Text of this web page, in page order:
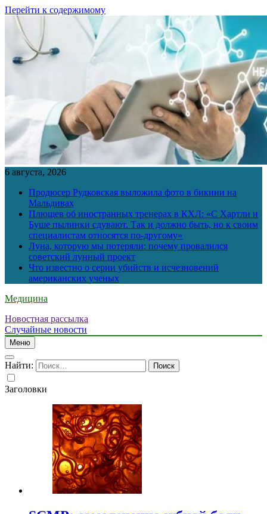
Перейти к содержимому
6 августа, 2026
Продюсер Рудковская выложила фото в бикини на
Мальдивах
Плющев об иностранных тренерах в КХЛ: «С Хартли и
Буше пылинки сдувают. Так и должно быть, но к своим
специалистам относятся по-другому»
Луна, которую мы потеряли: почему провалился
советский лунный проект
Что известно о серии убийств и исчезновений
американских ученых
Медицина
Новостная рассылка
Случайные новости
Меню
Найти:
Заголовки